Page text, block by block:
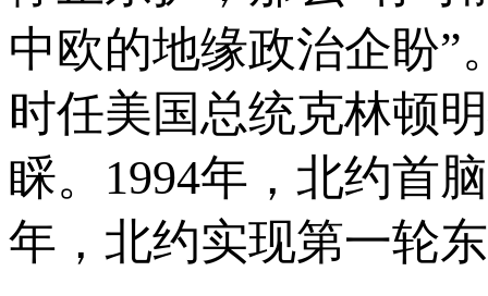
中欧的地缘政治企盼”
时任美国总统克林顿
睬。1994年，北约首
年，北约实现第一轮